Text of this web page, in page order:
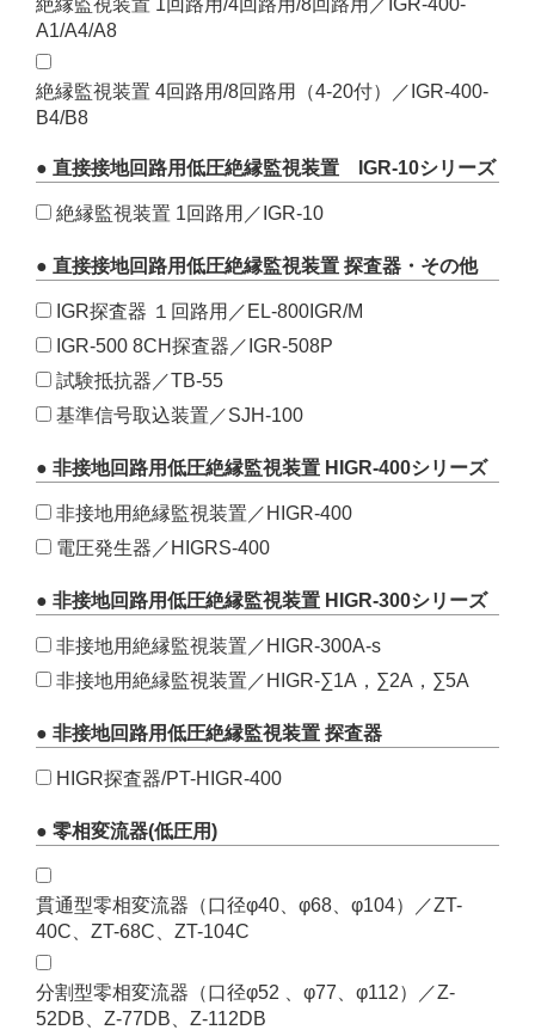
絶縁監視装置 1回路用/4回路用/8回路用／IGR-400-
A1/A4/A8
絶縁監視装置 4回路用/8回路用（4-20付）／IGR-400-
B4/B8
● 直接接地回路用低圧絶縁監視装置 IGR-10シリーズ
絶縁監視装置 1回路用／IGR-10
● 直接接地回路用低圧絶縁監視装置 探査器・その他
IGR探査器 １回路用／EL-800IGR/M
IGR-500 8CH探査器／IGR-508P
試験抵抗器／TB-55
基準信号取込装置／SJH-100
● 非接地回路用低圧絶縁監視装置 HIGR-400シリーズ
非接地用絶縁監視装置／HIGR-400
電圧発生器／HIGRS-400
● 非接地回路用低圧絶縁監視装置 HIGR-300シリーズ
非接地用絶縁監視装置／HIGR-300A-s
非接地用絶縁監視装置／HIGR-∑1A，∑2A，∑5A
● 非接地回路用低圧絶縁監視装置 探査器
HIGR探査器/PT-HIGR-400
● 零相変流器(低圧用)
貫通型零相変流器（口径φ40、φ68、φ104）／ZT-
40C、ZT-68C、ZT-104C
分割型零相変流器（口径φ52 、φ77、φ112）／Z-
52DB、Z-77DB、Z-112DB